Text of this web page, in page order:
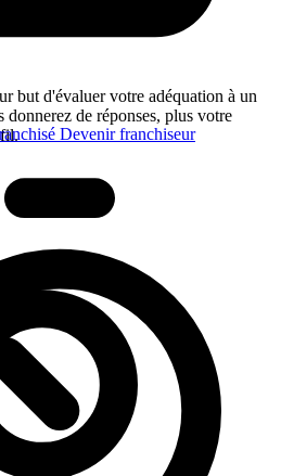
Devenir franchiseur
but d'évaluer votre adéquation à un
de réponses, plus votre